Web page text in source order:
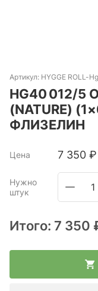
Артикул: HYGGE ROLL-
HG40 012/5
(NATURE)
ФЛИЗЕЛИН
Цена 7 350 ₽
Нужно
штук
Итого: 7 350